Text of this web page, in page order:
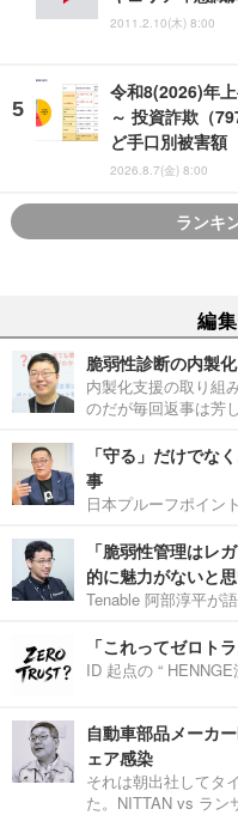
2011.2.10(木) 8:00
令和8(2026)年
～ 投資詐欺（
ど手口別被害額
2026.8.7(金) 8:00
ランキ
編
脆弱性診断の内製
内製化支援の取り組
のだが毎回返事は芳
「守る」だけでな
事
日本プルーフポイン
「脆弱性管理はレ
的に魅力がないと
Tenable 阿部淳平が
「これってゼロト
ID 起点の “
自動車部品メーカ
ェア感染
それは朝出社してタ
た。NITTAN vs ラン